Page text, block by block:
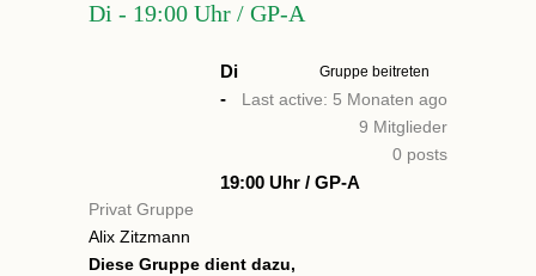
Di - 19:00 Uhr / GP-A
Gruppe beitreten
Last active: 5 Monaten ago
9 Mitglieder
0 posts
Di
-
19:00 Uhr / GP-A
Privat Gruppe
Alix Zitzmann
Diese Gruppe dient dazu,